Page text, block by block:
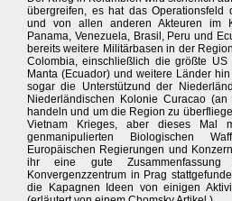
übergreifen, es hat das Operationsfeld
und von allen anderen Akteuren im
Panama, Venezuela, Brasil, Peru und
bereits weitere Militärbasen in der
Colombia, einschließlich die größte
Manta (Ecuador) und weitere Länder
sogar die Unterstützund der
Niederländischen Kolonie Curacao
handeln und um die Region zu
Vietnam Krieges, aber dieses Mal
genmanipulierten Biologischen
Europäischen Regierungen und
ihr eine gute
Konvergenzzentrum in Prag
die Kapagnen Ideen von einigen